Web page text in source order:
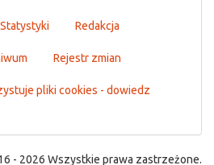
Statystyki Redakcja
Rejestr zmian
pliki cookies - dowiedz
- 2026 Wszystkie prawa zastrzeżone.